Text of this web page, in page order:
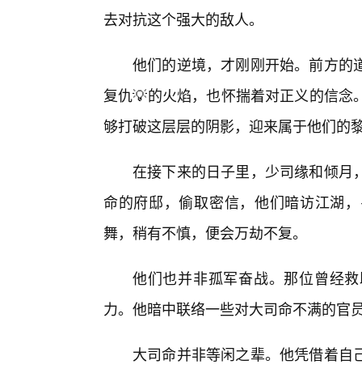
去对抗这个强大的敌人。
他们的逆境，才刚刚开始。前方的
复仇💡的火焰，也怀揣着对正义的信
够打破这层层的阴影，迎来属于他们的
在接下来的日子里，少司缘和倾月
命的府邸，偷取密信，他们暗访江湖
舞，稍有不慎，便会万劫不复。
他们也并非孤军奋战。那位曾经
力。他暗中联络一些对大司命不满的官
大司命并非等闲之辈。他凭借着